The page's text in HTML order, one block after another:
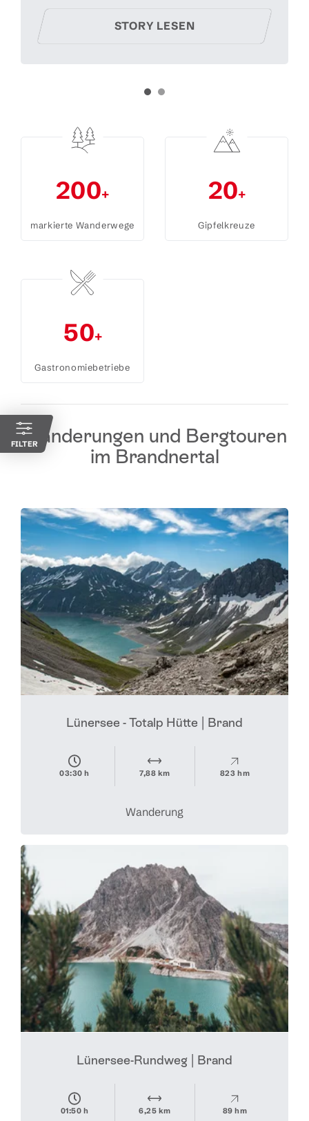
STORY LESEN
200+
markierte Wanderwege
20+
Gipfelkreuze
50+
Gastronomiebetriebe
Wanderungen und Bergtouren
im Brandnertal
FILTER
Lünersee - Totalp Hütte | Brand
03:30 h 7,88 km 823 hm
Wanderung
Lünersee-Rundweg | Brand
01:50 h 6,25 km 89 hm